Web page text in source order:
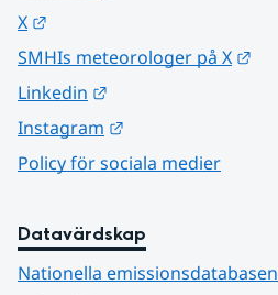
X
SMHIs meteorologer på X
Linkedin
Instagram
Policy för sociala medier
Datavärdskap
Nationella emissionsdatabasen